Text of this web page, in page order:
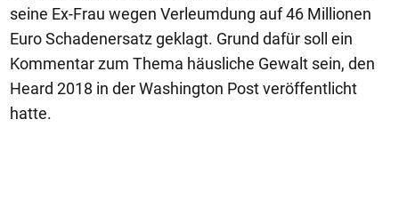
seine Ex-Frau wegen Verleumdung auf 46 Millionen
Euro Schadenersatz geklagt. Grund dafür soll ein
Kommentar zum Thema häusliche Gewalt sein, den
Heard 2018 in der Washington Post veröffentlicht
hatte.